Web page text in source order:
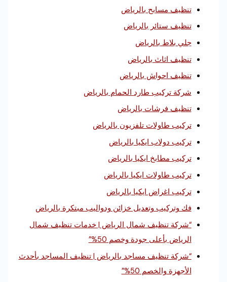
تنظيف مسابح بالرياض
تنظيف ستائر بالرياض
جلي بلاط بالرياض
تنظيف اثاث بالرياض
تنظيف احواش بالرياض
شركة تركيب طارد الحمام بالرياض
تنظيف فرشات بالرياض
تركيب طاولات تلفزيون بالرياض
تركيب دولاب ايكيا بالرياض
تركيب مطابخ ايكيا بالرياض
تركيب طاولات ايكيا بالرياض
تركيب اغراض ايكيا بالرياض
فك وتركيب وتعديل خزائن ودواليب مبتكرة بالرياض
“شركة تنظيف شمال الرياض | خدمات تنظيف شمال
الرياض بأعلى جودة وخصم 50%”
“شركة تنظيف مساجد بالرياض | تنظيف المساجد بأحدث
الأجهزة والخصم 50%”